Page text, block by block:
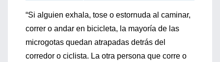
“Si alguien exhala, tose o estornuda al caminar,
correr o andar en bicicleta, la mayoría de las
microgotas quedan atrapadas detrás del
corredor o ciclista. La otra persona que corre o